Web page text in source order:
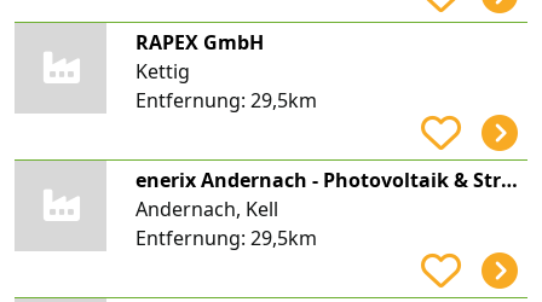
RAPEX GmbH
Kettig
Entfernung: 29,5km
enerix Andernach - Photovoltaik & Stromspeicher
Andernach, Kell
Entfernung: 29,5km